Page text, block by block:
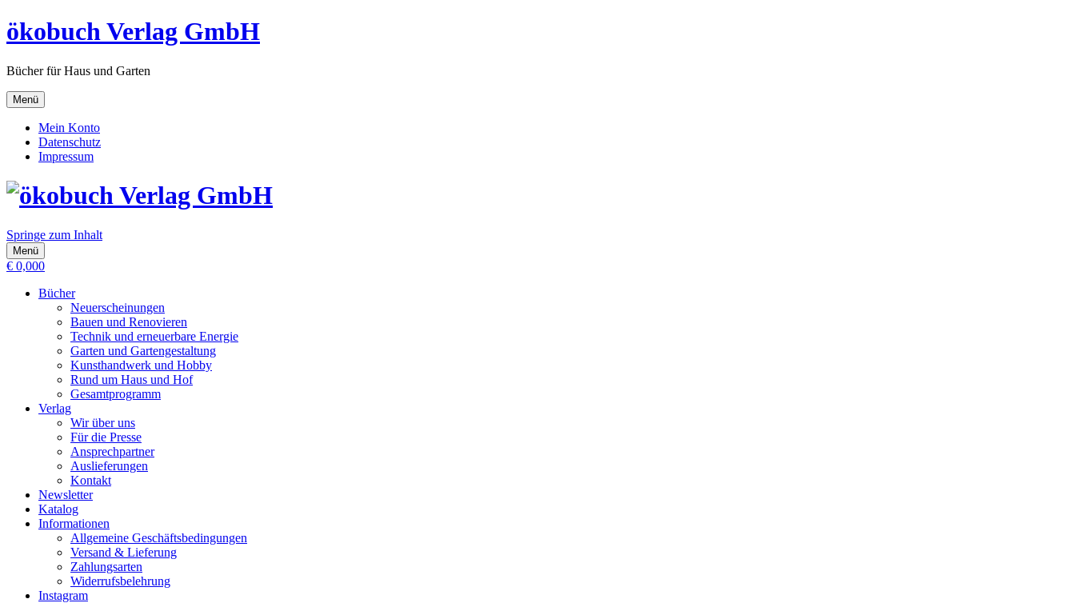
ökobuch Verlag GmbH
Bücher für Haus und Garten
Menü
Mein Konto
Datenschutz
Impressum
Springe zum Inhalt
Menü
€ 0,000
Bücher
Neuerscheinungen
Bauen und Renovieren
Technik und erneuerbare Energie
Garten und Gartengestaltung
Kunsthandwerk und Hobby
Rund um Haus und Hof
Gesamtprogramm
Verlag
Wir über uns
Für die Presse
Ansprechpartner
Auslieferungen
Kontakt
Newsletter
Katalog
Informationen
Allgemeine Geschäftsbedingungen
Versand & Lieferung
Zahlungsarten
Widerrufsbelehrung
Instagram